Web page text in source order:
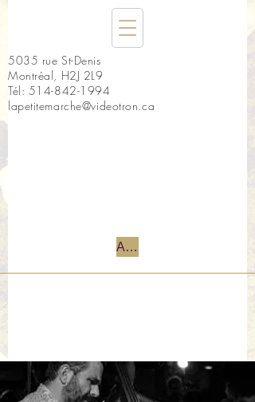
5035 rue St-Denis
Montréal, H2J 2L9
Tél: 514-842-1994
lapetitemarche@videotron.ca
Accueil